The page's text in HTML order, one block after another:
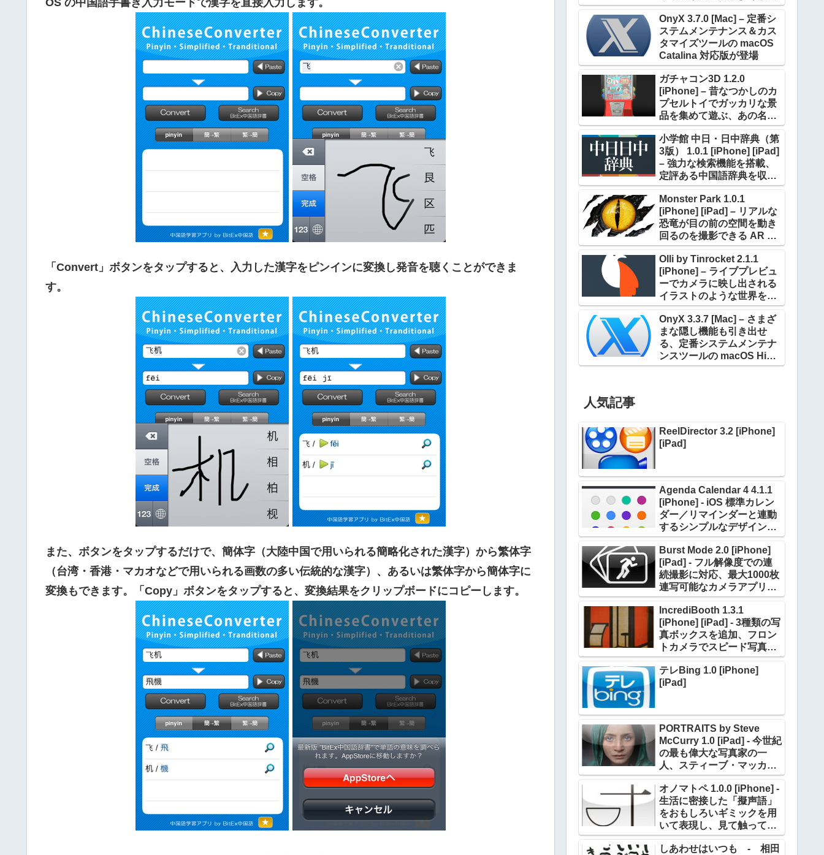
「Convert」ボタンをタップすると、入力した漢字をピンインに変換し発音を聴くことができま
す。
また、ボタンをタップするだけで、簡体字（大陸中国で用いられる簡略化された漢字）から繁体字
（台湾・香港・マカオなどで用いられる画数の多い伝統的な漢字）、あるいは繁体字から簡体字に
変換もできます。「Copy」ボタンをタップすると、変換結果をクリップボードにコピーします。
を設定できる
OnyX 3.7.0 [Mac] – 定番シ
ステムメンテナンス＆カス
タマイズツールの macOS
Catalina 対応版が登場
ガチャコン3D 1.2.0
[iPhone] – 昔なつかしのカ
プセルトイでガッカリな景
品を集めて遊ぶ、あの名作
が進化して帰ってきた
小学館 中日・日中辞典（第
3版） 1.0.1 [iPhone] [iPad]
– 強力な検索機能を搭載、
定評ある中国語辞典を収録
した電子辞典アプリケーシ
ョン
Monster Park 1.0.1
[iPhone] [iPad] – リアルな
恐竜が目の前の空間を動き
回るのを撮影できる AR ア
プリケーション
Olli by Tinrocket 2.1.1
[iPhone] – ライブプレビュ
ーでカメラに映し出される
イラストのような世界を撮
影できるアプリケーション
OnyX 3.3.7 [Mac] – さまざ
まな隠し機能も引き出せ
る、定番システムメンテナ
ンスツールの macOS High
Sierra 対応版
人気記事
ReelDirector 3.2 [iPhone]
[iPad]
Agenda Calendar 4 4.1.1
[iPhone] - iOS 標準カレン
ダー／リマインダーと連動
するシンプルなデザインの
カレンダーアプリケーショ
ン
Burst Mode 2.0 [iPhone]
[iPad] - フル解像度での連
続撮影に対応、最大1000枚
連写可能なカメラアプリケ
ーション
IncrediBooth 1.3.1
[iPhone] [iPad] - 3種類の写
真ボックスを追加、フロン
トカメラでスピード写真風
の写真を撮影できる
テレBing 1.0 [iPhone]
[iPad]
PORTRAITS by Steve
McCurry 1.0 [iPad] - 今世紀
の最も偉大な写真家の一
人、スティーブ・マッカリ
ー氏のポートレイト作品約
180点を収録
オノマトペ 1.0.0 [iPhone] -
生活に密接した「擬声語」
をおもしろいギミックを用
いて表現し、見て触って楽
しめる
しあわせはいつも - 相田